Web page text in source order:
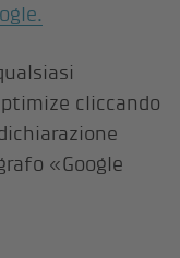
cliccando
«Google